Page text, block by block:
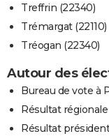
Treffrin (22340)
Trémargat (22110)
Tréogan (22340)
Autour des
Bureau de vote à
Résultat
Résultat